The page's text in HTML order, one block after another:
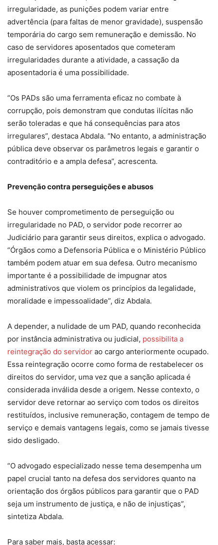
irregularidade, as punições podem variar entre
advertência (para faltas de menor gravidade), suspensão
temporária do cargo sem remuneração e demissão. No
caso de servidores aposentados que cometeram
irregularidades durante a atividade, a cassação da
aposentadoria é uma possibilidade.
“Os PADs são uma ferramenta eficaz no combate à
corrupção, pois demonstram que condutas ilícitas não
serão toleradas e que há consequências para atos
irregulares”, destaca Abdala. “No entanto, a administração
pública deve observar os parâmetros legais e garantir o
contraditório e a ampla defesa”, acrescenta.
Prevenção contra perseguições e abusos
Se houver comprometimento de perseguição ou
irregularidade no PAD, o servidor pode recorrer ao
Judiciário para garantir seus direitos, explica o advogado.
“Órgãos como a Defensoria Pública e o Ministério Público
também podem atuar em sua defesa. Outro mecanismo
importante é a possibilidade de impugnar atos
administrativos que violem os princípios da legalidade,
moralidade e impessoalidade”, diz Abdala.
A depender, a nulidade de um PAD, quando reconhecida
por instância administrativa ou judicial, possibilita a
reintegração do servidor ao cargo anteriormente ocupado.
Essa reintegração ocorre como forma de restabelecer os
direitos do servidor, uma vez que a sanção aplicada é
considerada inválida desde a origem. Nesse contexto, o
servidor deve retornar ao serviço com todos os direitos
restituídos, inclusive remuneração, contagem de tempo de
serviço e demais vantagens legais, como se jamais tivesse
sido desligado.
“O advogado especializado nesse tema desempenha um
papel crucial tanto na defesa dos servidores quanto na
orientação dos órgãos públicos para garantir que o PAD
seja um instrumento de justiça, e não de injustiças”,
sintetiza Abdala.
Para saber mais, basta acessar: